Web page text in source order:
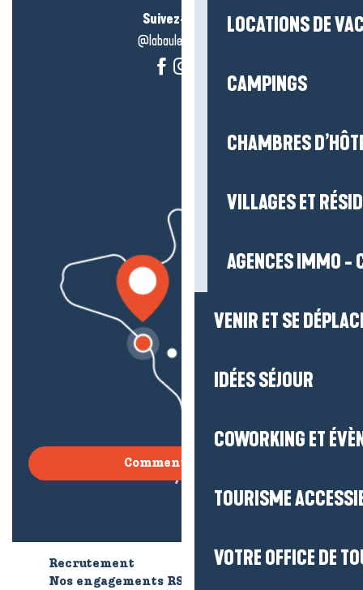
LOCATIONS DE
CAMPINGS
CHAMBRES
VILLAGES ET
AGENCES IMMO -
VENIR ET SE
IDÉES SÉJOUR
COWORKING ET
TOURISME
VOTRE OFFICE DE
Suivez-nous !
@labauleguérande
Comment venir ?
Recrutement
Qui sommes-nous ?
Nos engagements RSE